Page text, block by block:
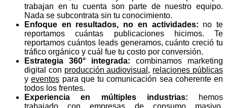
trabajan en tu cuenta son parte de nuestro equipo.
Nada se subcontrata sin tu conocimiento.
Enfoque en resultados, no en actividades: no te
reportamos cuántas publicaciones hicimos. Te
reportamos cuántos leads generamos, cuánto creció tu
tráfico orgánico y cuál fue tu costo por conversión.
Estrategia 360° integrada: combinamos marketing
digital con producción audiovisual , relaciones públicas
yeventos para que tu comunicación sea coherente en
todos los frentes.
Experiencia en múltiples industrias: hemos
trabajado con empresas de consumo masivo,